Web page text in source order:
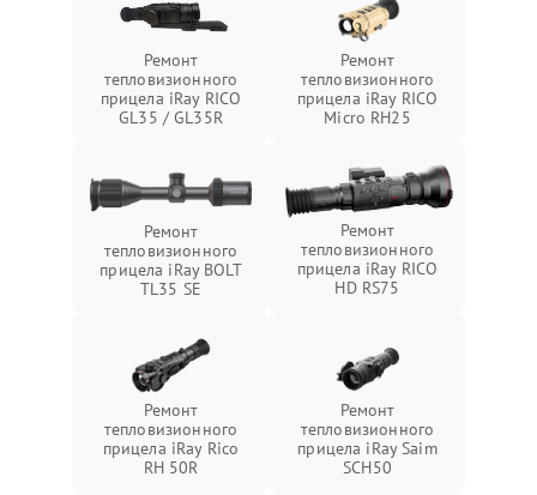
Ремонт
тепловизионного
прицела iRay RICO
GL35 / GL35R
Ремонт
тепловизионного
прицела iRay RICO
Micro RH25
Ремонт
тепловизионного
прицела iRay BOLT
TL35 SE
Ремонт
тепловизионного
прицела iRay RICO
HD RS75
Ремонт
тепловизионного
прицела iRay Rico
RH 50R
Ремонт
тепловизионного
прицела iRay Saim
SCH50